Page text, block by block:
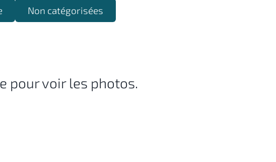
Non catégorisées
pour voir les photos.